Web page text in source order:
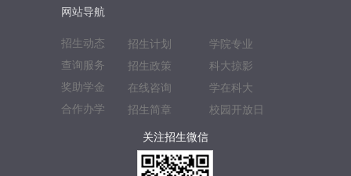
网站导航
招生动态
查询服务
奖助学金
合作办学
招生计划
招生政策
在线咨询
招生简章
学院专业
科大掠影
学在科大
校园开放日
关注招生微信